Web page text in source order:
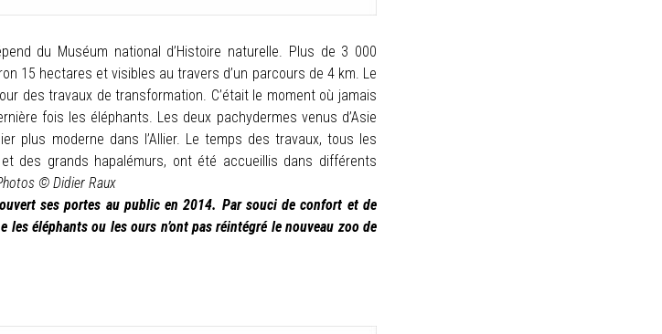
du Muséum national d’Histoire naturelle. Plus de 3 000
15 hectares et visibles au travers d’un parcours de 4 km. Le
des travaux de transformation. C’était le moment où jamais
fois les éléphants. Les deux pachydermes venus d’Asie
plus moderne dans l’Allier. Le temps des travaux, tous les
des grands hapalémurs, ont été accueillis dans différents
© Didier Raux
ses portes au public en 2014. Par souci de confort et de
les éléphants ou les ours n’ont pas réintégré le nouveau zoo de